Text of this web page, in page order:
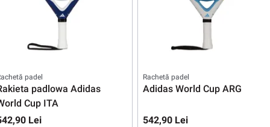
padel
padlowa Adidas
Cup ITA
Lei
Rachetă padel
Adidas World Cup ARG
542,90 Lei